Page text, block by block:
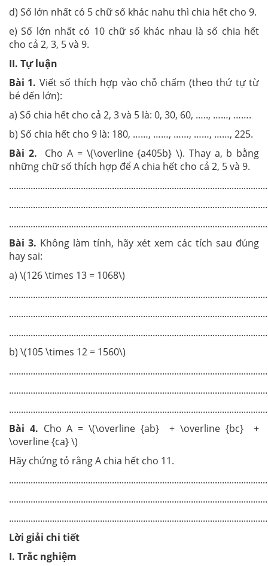
d) Số lớn nhất có 5 chữ số khác nahu thì chia hết cho 9.
e) Số lớn nhất có 10 chữ số khác nhau là số chia hết
cho cả 2, 3, 5 và 9.
II. Tự luận
Bài 1. Viết số thích hợp vào chỗ chấm (theo thứ tự từ
bé đến lớn):
a) Số chia hết cho cả 2, 3 và 5 là: 0, 30, 60, ….., ……, …….
b) Số chia hết cho 9 là: 180, ……, ……, ……, ……, ……, 225.
Bài 2. Cho A = \(\overline {a405b} \). Thay a, b bằng
những chữ số thích hợp để A chia hết cho cả 2, 5 và 9.
Bài 3. Không làm tính, hãy xét xem các tích sau đúng
hay sai:
a) \(126 \times 13 = 1068\)
b) \(105 \times 12 = 1560\)
Bài 4. Cho A = \(\overline {ab} + \overline {bc} +
\overline {ca} \)
Hãy chứng tỏ rằng A chia hết cho 11.
Lời giải chi tiết
I. Trắc nghiệm